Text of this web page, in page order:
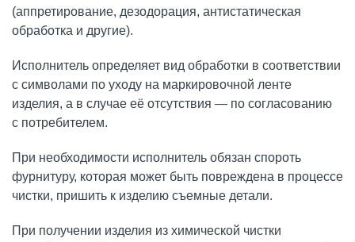
(аппретирование, дезодорация, антистатическая
обработка и другие).
Исполнитель определяет вид обработки в соответствии
с символами по уходу на маркировочной ленте
изделия, а в случае её отсутствия — по согласованию
с потребителем.
При необходимости исполнитель обязан спороть
фурнитуру, которая может быть повреждена в процессе
чистки, пришить к изделию съемные детали.
При получении изделия из химической чистки